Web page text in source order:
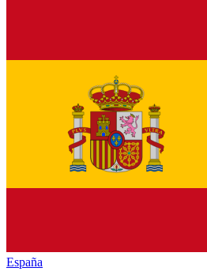
España